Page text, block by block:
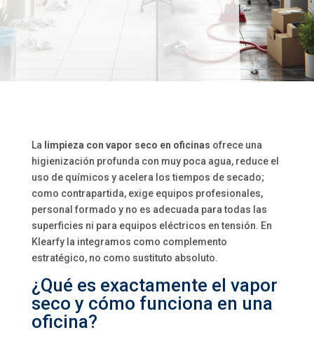
La limpieza con vapor seco en oficinas ofrece una
higienización profunda con muy poca agua, reduce el
uso de químicos y acelera los tiempos de secado;
como contrapartida, exige equipos profesionales,
personal formado y no es adecuada para todas las
superficies ni para equipos eléctricos en tensión. En
Klearfy la integramos como complemento
estratégico, no como sustituto absoluto.
¿Qué es exactamente el vapor
seco y cómo funciona en una
oficina?